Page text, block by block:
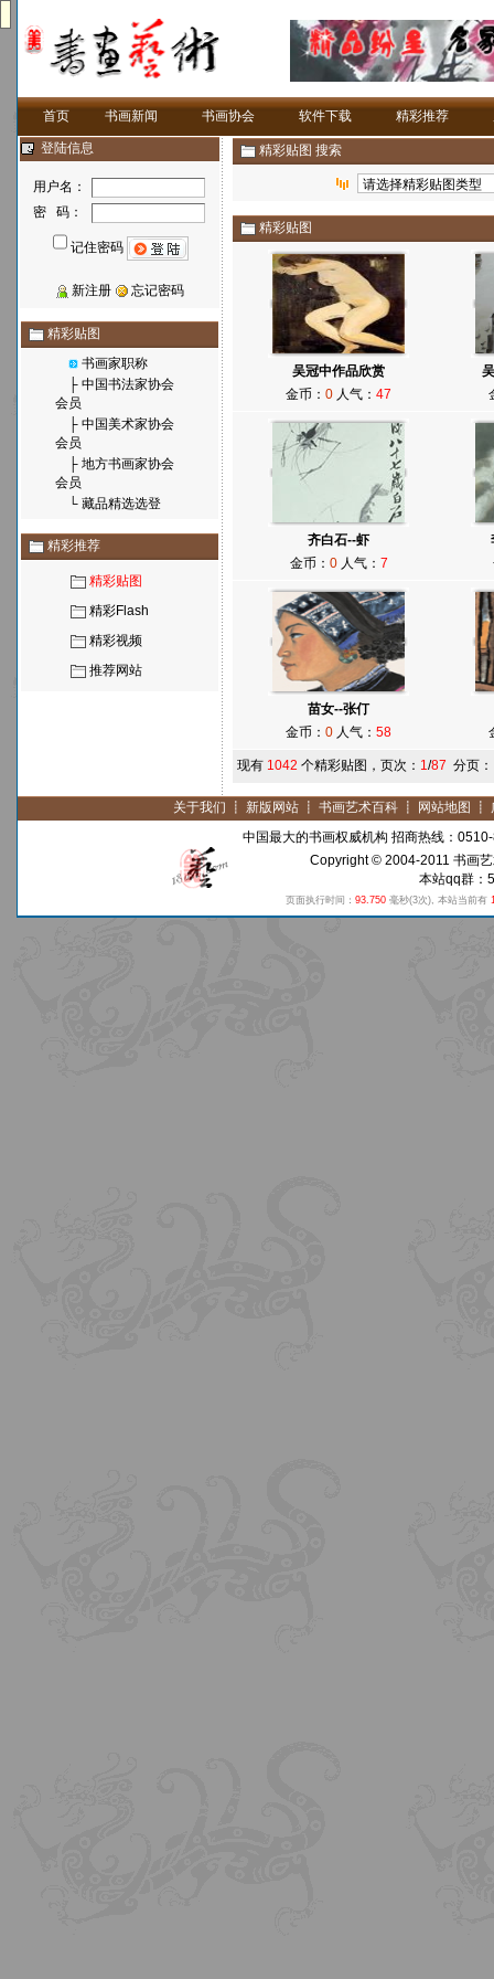
首页 书画新闻 书画协会 软件下载 精彩推荐
登陆信息
用户名：
密 码：
记住密码
新注册 忘记密码
精彩贴图
书画家职称
├ 中国书法家协会
会员
├ 中国美术家协会
会员
├ 地方书画家协会
会员
└ 藏品精选选登
精彩推荐
精彩贴图
精彩Flash
精彩视频
推荐网站
精彩贴图 搜索
精彩贴图
吴冠中作品欣赏
金币： 0 人气： 47
齐白石--虾
金币： 0人气： 7
苗女--张仃
金币： 0 人气： 58
现有 1042 个精彩贴图，页次： 1/87 分页
关于我们 ┋ 新版网站 ┋ 书画艺术百科 ┋ 网站地图 ┋
中国最大的书画权威机构 招商热线：
Copyright © 2004-2011 书画
本站qq群：
页面执行时间： 93.750 毫秒(3次), 本站当前有